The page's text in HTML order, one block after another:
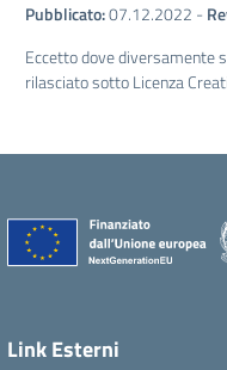
Pubblicato:07.12.2022 -
Eccetto dove diversamente
rilasciato sotto Licenza
Link Esterni